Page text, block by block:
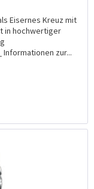
Eisernes Kreuz mit
in hochwertiger
Informationen zur...